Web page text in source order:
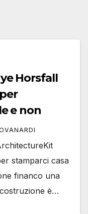
Horsfall
e non
stamparci casa
financo una
è…